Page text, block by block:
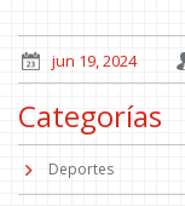
jun 19, 2024
Categorías
Deportes